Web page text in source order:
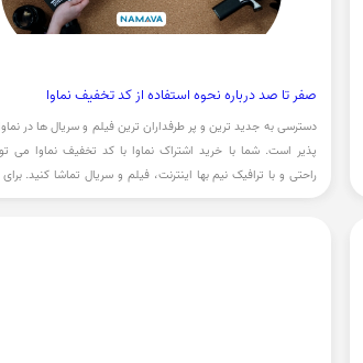
صفر تا صد درباره نحوه استفاده از کد تخفیف نماوا
دسترسی به جدید ترین و پر طرفداران ترین فیلم و سریال ها در
پذیر است. شما با خرید اشتراک نماوا با کد تخفیف نماوا می
راحتی و با ترافیک نیم بها اینترنت، فیلم و سریال تماشا کنید.
دریافت کد تخفیف نماوا مطالعه مطلب پیشنهاد می شود.